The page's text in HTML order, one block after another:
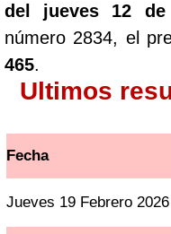
del jueves 12
número 2834, el
465.
Ultimos
Fecha
Jueves 19 Febrero 2026